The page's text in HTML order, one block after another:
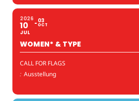
2026
10
JUL
03
OCT
WOMEN* & TYPE
CALL FOR FLAGS
: Ausstellung